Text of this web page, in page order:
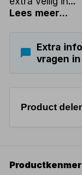
Lees meer...
Extra
vragen
Product